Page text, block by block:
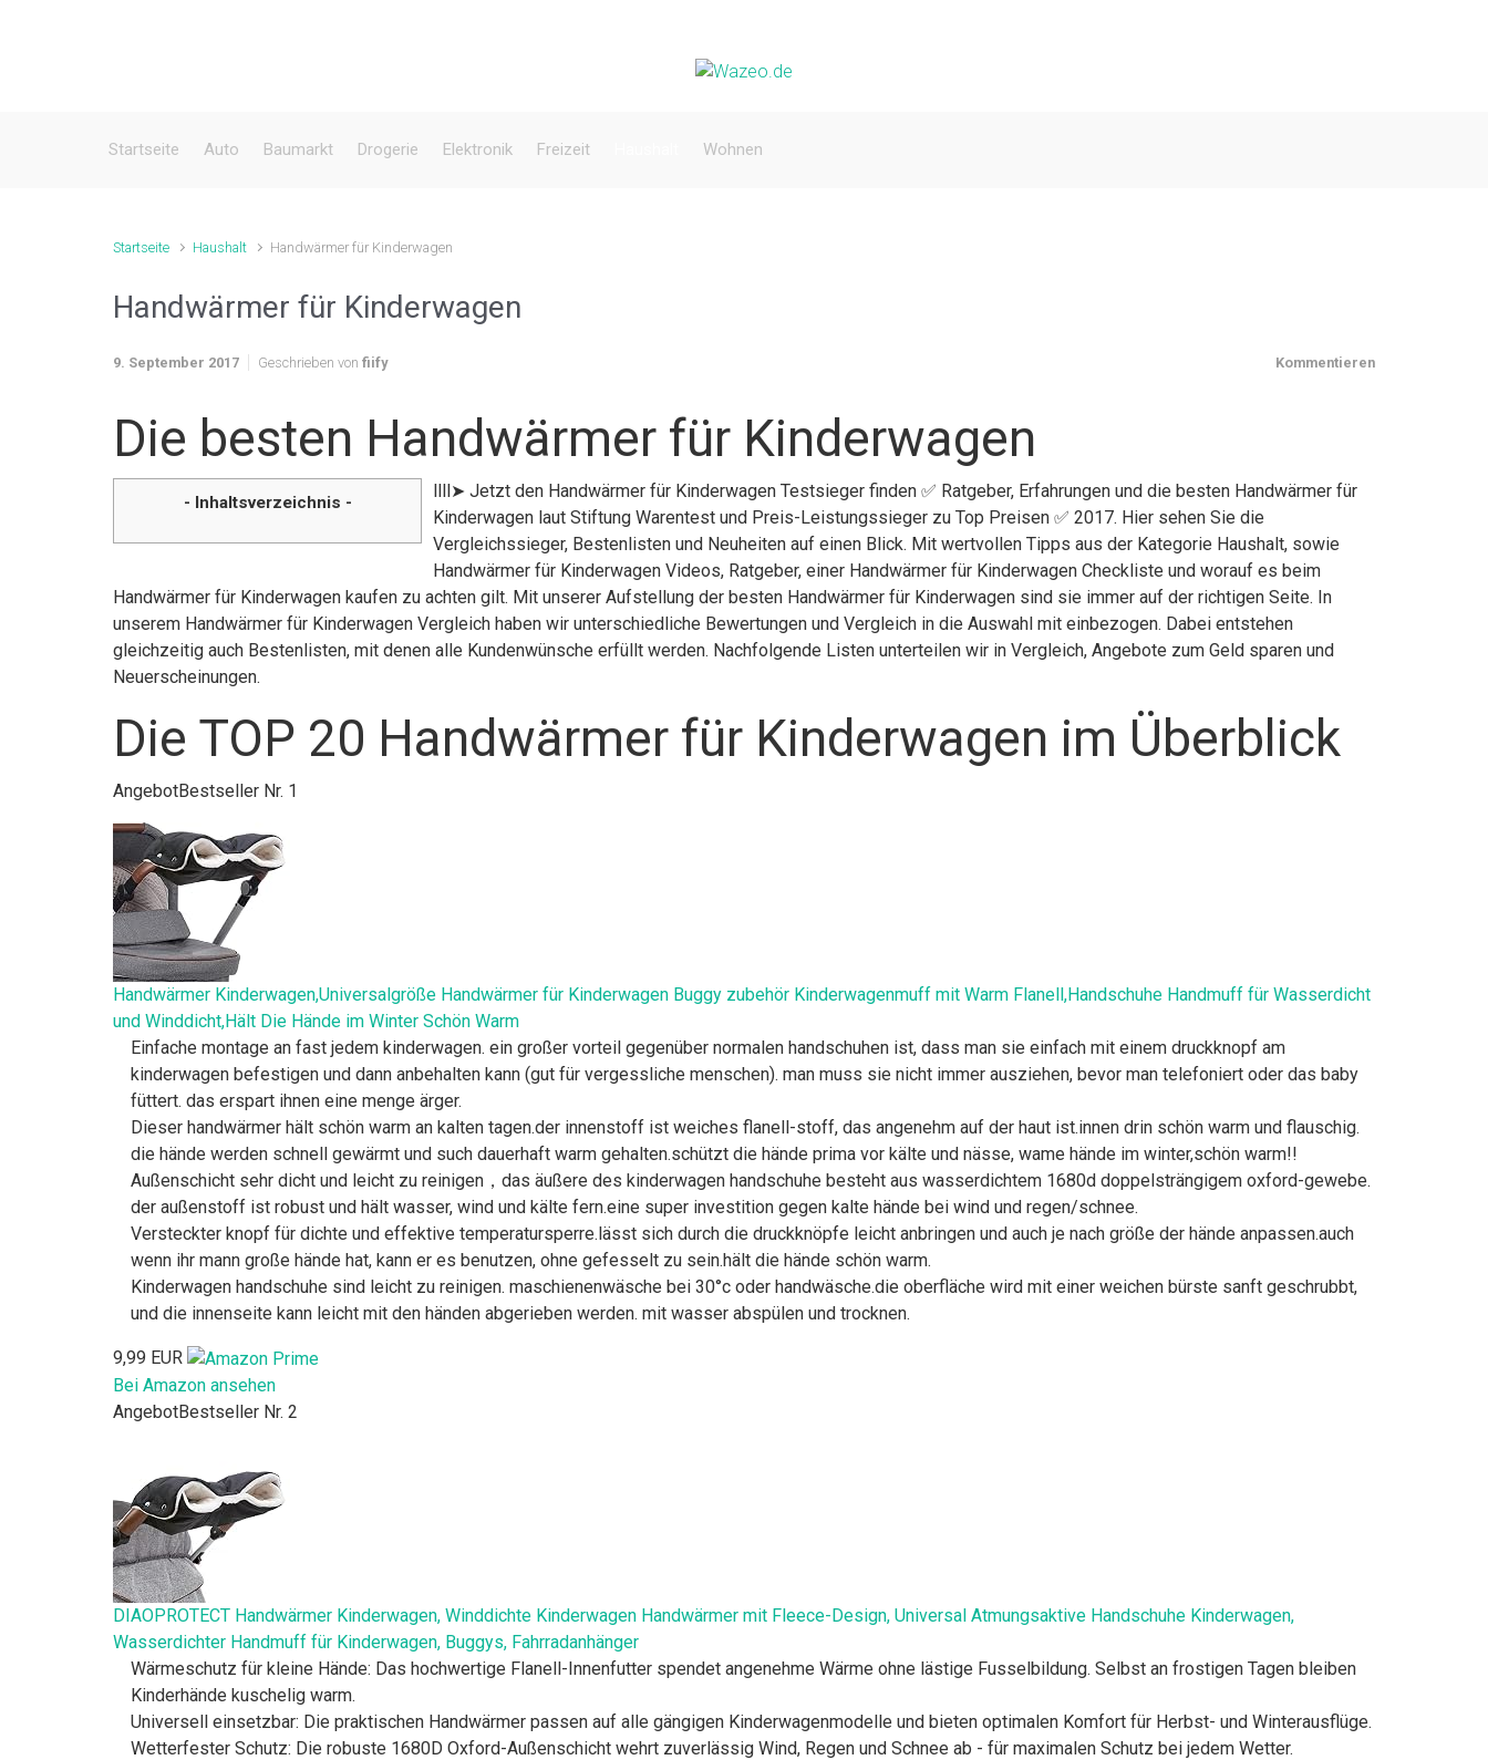
Startseite Auto Baumarkt Drogerie Elektronik Freizeit Wohnen
Startseite Haushalt Handwärmer für Kinderwagen
Handwärmer für Kinderwagen
9. September 2017 Geschrieben von fiify Kommentieren
Die besten Handwärmer für Kinderwagen
- Inhaltsverzeichnis -
llll➤ Jetzt den Handwärmer für Kinderwagen Testsieger finden ✅ Ratgeber, Erfahrungen und die besten Handwärmer für
Kinderwagen laut Stiftung Warentest und Preis-Leistungssieger zu Top Preisen ✅ 2017. Hier sehen Sie die
Vergleichssieger, Bestenlisten und Neuheiten auf einen Blick. Mit wertvollen Tipps aus der Kategorie Haushalt, sowie
Handwärmer für Kinderwagen Videos, Ratgeber, einer Handwärmer für Kinderwagen Checkliste und worauf es beim
Handwärmer für Kinderwagen kaufen zu achten gilt. Mit unserer Aufstellung der besten Handwärmer für Kinderwagen sind sie immer auf der richtigen Seite. In
unserem Handwärmer für Kinderwagen Vergleich haben wir unterschiedliche Bewertungen und Vergleich in die Auswahl mit einbezogen. Dabei entstehen
gleichzeitig auch Bestenlisten, mit denen alle Kundenwünsche erfüllt werden. Nachfolgende Listen unterteilen wir in Vergleich, Angebote zum Geld sparen und
Neuerscheinungen.
Die TOP 20 Handwärmer für Kinderwagen im Überblick
AngebotBestseller Nr. 1
Handwärmer Kinderwagen,Universalgröße Handwärmer für Kinderwagen Buggy zubehör Kinderwagenmuff mit Warm Flanell,Handschuhe Handmuff für Wasserdicht
und Winddicht,Hält Die Hände im Winter Schön Warm
Einfache montage an fast jedem kinderwagen. ein großer vorteil gegenüber normalen handschuhen ist, dass man sie einfach mit einem druckknopf am
kinderwagen befestigen und dann anbehalten kann (gut für vergessliche menschen). man muss sie nicht immer ausziehen, bevor man telefoniert oder das baby
füttert. das erspart ihnen eine menge ärger.
Dieser handwärmer hält schön warm an kalten tagen.der innenstoff ist weiches flanell-stoff, das angenehm auf der haut ist.innen drin schön warm und flauschig.
die hände werden schnell gewärmt und such dauerhaft warm gehalten.schützt die hände prima vor kälte und nässe, wame hände im winter,schön warm!!
Außenschicht sehr dicht und leicht zu reinigen，das äußere des kinderwagen handschuhe besteht aus wasserdichtem 1680d doppelsträngigem oxford-gewebe.
der außenstoff ist robust und hält wasser, wind und kälte fern.eine super investition gegen kalte hände bei wind und regen/schnee.
Versteckter knopf für dichte und effektive temperatursperre.lässt sich durch die druckknöpfe leicht anbringen und auch je nach größe der hände anpassen.auch
wenn ihr mann große hände hat, kann er es benutzen, ohne gefesselt zu sein.hält die hände schön warm.
Kinderwagen handschuhe sind leicht zu reinigen. maschienenwäsche bei 30°c oder handwäsche.die oberfläche wird mit einer weichen bürste sanft geschrubbt,
und die innenseite kann leicht mit den händen abgerieben werden. mit wasser abspülen und trocknen.
9,99 EUR
Bei Amazon ansehen
AngebotBestseller Nr. 2
DIAOPROTECT Handwärmer Kinderwagen, Winddichte Kinderwagen Handwärmer mit Fleece-Design, Universal Atmungsaktive Handschuhe Kinderwagen,
Wasserdichter Handmuff für Kinderwagen, Buggys, Fahrradanhänger
Wärmeschutz für kleine Hände: Das hochwertige Flanell-Innenfutter spendet angenehme Wärme ohne lästige Fusselbildung. Selbst an frostigen Tagen bleiben
Kinderhände kuschelig warm.
Universell einsetzbar: Die praktischen Handwärmer passen auf alle gängigen Kinderwagenmodelle und bieten optimalen Komfort für Herbst- und Winterausflüge.
Wetterfester Schutz: Die robuste 1680D Oxford-Außenschicht wehrt zuverlässig Wind, Regen und Schnee ab - für maximalen Schutz bei jedem Wetter.